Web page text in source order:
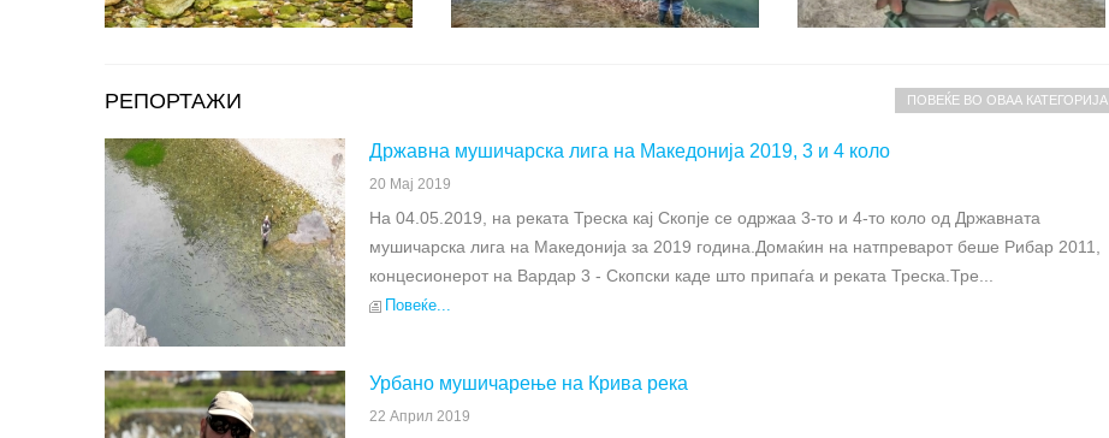
РЕПОРТАЖИ ПОВЕЌЕ ВО ОВАА КАТЕГОРИЈА
Државна мушичарска лига на Македонија 2019, 3 и 4 коло
20 Мај 2019
На 04.05.2019, на реката Треска кај Скопје се одржаа 3-то и 4-то коло од Државната
мушичарска лига на Македонија за 2019 година.Домаќин на натпреварот беше Рибар 2011,
концесионерот на Вардар 3 - Скопски каде што припаѓа и реката Треска.Тре...
Повеќе...
Урбано мушичарење на Крива река
22 Април 2019